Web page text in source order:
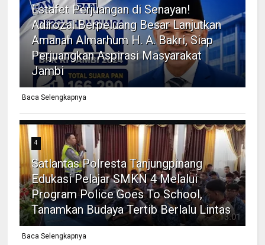
Estafet Perjuangan di Senayan!
Adirozal Berpeluang Besar Lanjutkan
Amanah Almarhum H. A. Bakri, Siap
Perjuangkan Aspirasi Masyarakat
Jambi
Baca Selengkapnya
4
Satlantas Polresta Tanjungpinang
Edukasi Pelajar SMKN 4 Melalui
Program Police Goes To School,
Tanamkan Budaya Tertib Berlalu Lintas
Baca Selengkapnya